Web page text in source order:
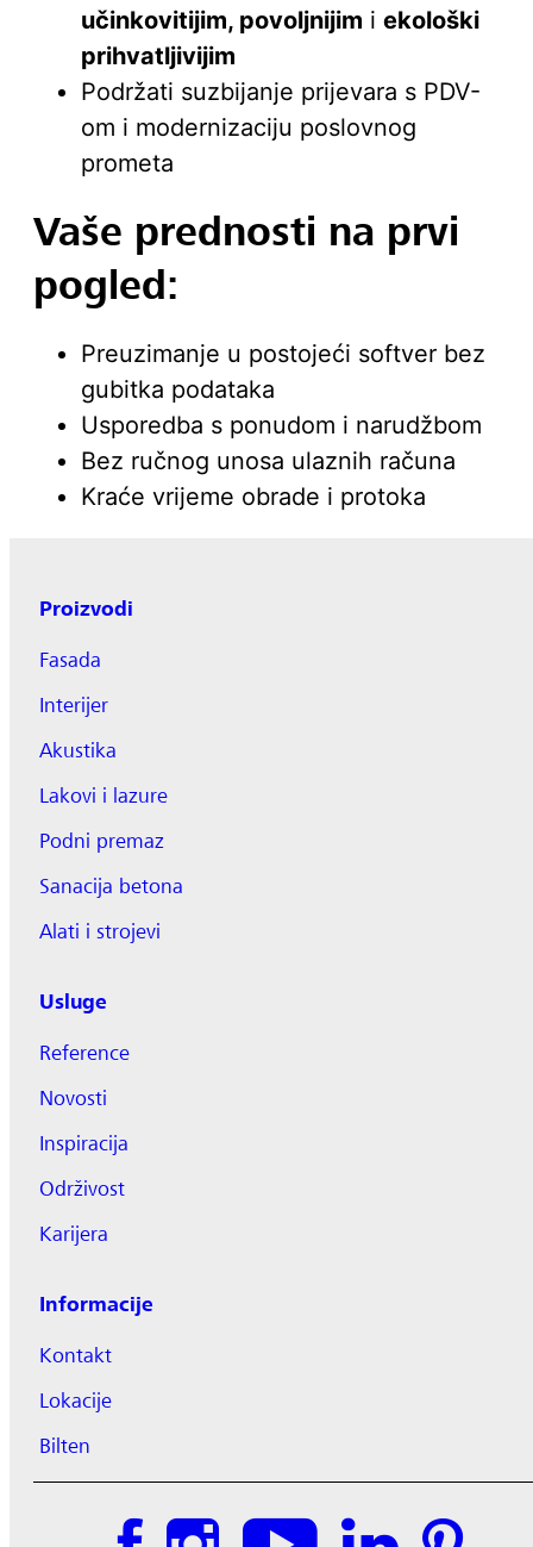
učinkovitijim, povoljnijim i ekološki
prihvatljivijim
Podržati suzbijanje prijevara s PDV-
om i modernizaciju poslovnog
prometa
Vaše prednosti na prvi
pogled:
Preuzimanje u postojeći softver bez
gubitka podataka
Usporedba s ponudom i narudžbom
Bez ručnog unosa ulaznih računa
Kraće vrijeme obrade i protoka
Proizvodi
Fasada
Interijer
Akustika
Lakovi i lazure
Podni premaz
Sanacija betona
Alati i strojevi
Usluge
Reference
Novosti
Inspiracija
Održivost
Karijera
Informacije
Kontakt
Lokacije
Bilten